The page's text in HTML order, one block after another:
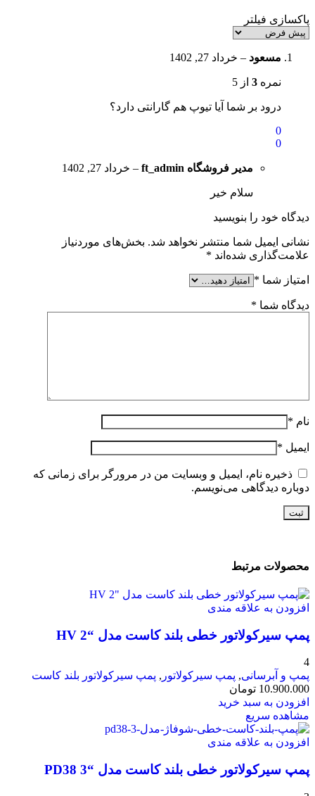
پاکسازی فیلتر
مسعود – خرداد 27, 1402
نمره 3 از 5
درود بر شما آیا تیوپ هم گارانتی دارد؟
0
0
مدیر فروشگاه ft_admin
– خرداد 27, 1402
سلام خیر
دیدگاه خود را بنویسید
نشانی ایمیل شما منتشر نخواهد شد. بخش‌های موردنیاز
علامت‌گذاری شده‌اند *
امتیاز شما *
دیدگاه شما *
نام *
ایمیل *
ذخیره نام، ایمیل و وبسایت من در مرورگر برای زمانی که
دوباره دیدگاهی می‌نویسم.
محصولات مرتبط
افزودن به علاقه مندی
پمپ سیرکولاتور خطی بلند کاست مدل “HV 2
4
پمپ و آبرسانی, پمپ سیرکولاتور , پمپ سیرکولاتور بلند کاست
10.900.000 تومان
افزودن به سبد خرید
مشاهده سریع
افزودن به علاقه مندی
پمپ سیرکولاتور خطی بلند کاست مدل “PD38 3